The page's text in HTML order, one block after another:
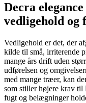
Decra
vedligehold og
Vedligehold er det, der
kilde til små, irriterende
mange års drift uden
udførelsen og
med mange træer, kan
som stiller højere krav
fugt og belægninger